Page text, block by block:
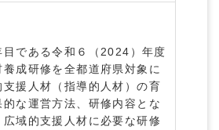
目である令和６（2024）年度
成研修を全都道府県対象に
援人材（指導的人材）の育
な運営方法、研修内容とな
広域的支援人材に必要な研修